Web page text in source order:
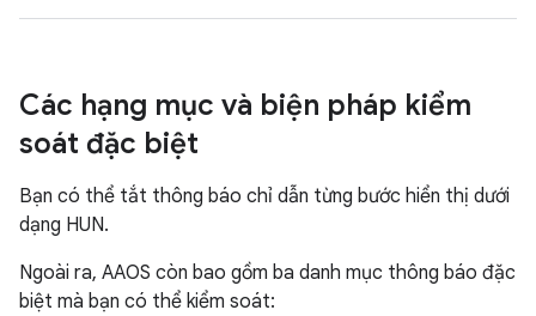
Các hạng mục và biện pháp kiểm
soát đặc biệt
Bạn có thể tắt thông báo chỉ dẫn từng bước hiển thị dưới
dạng HUN.
Ngoài ra, AAOS còn bao gồm ba danh mục thông báo đặc
biệt mà bạn có thể kiểm soát: